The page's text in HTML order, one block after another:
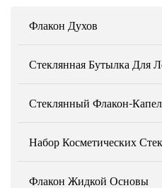
Флакон Духов
Стеклянная Бутылка Для
Стеклянный Флакон-
Набор Косметических
Флакон Жидкой Основы